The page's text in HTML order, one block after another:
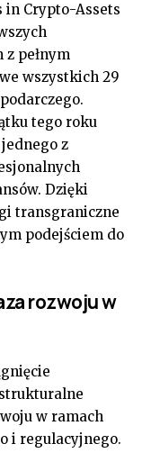
Crypto-Assets
pełnym
wszystkich 29
tego roku
z
Dzięki
transgraniczne
podejściem do
rozwoju w
w ramach
i regulacyjnego.